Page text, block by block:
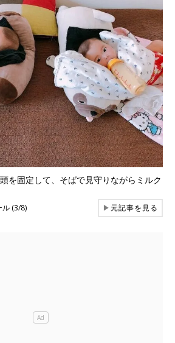
を固定して、そばで見守りながらミルク
ル (3/8) ▶元記事を見る